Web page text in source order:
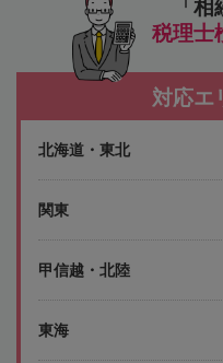
「
税理士
対応エ
北海道・東北
関東
甲信越・北陸
東海